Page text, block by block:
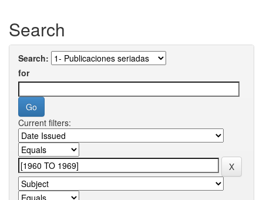
Search
Search:
for
Current filters: